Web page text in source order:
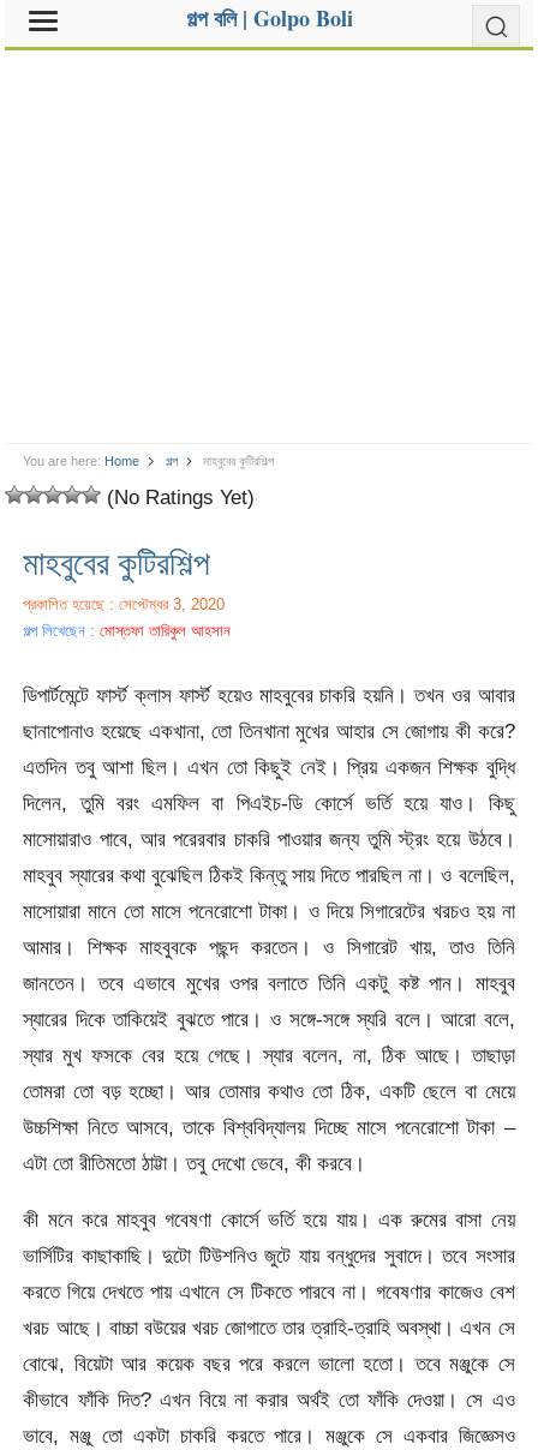
গল্প বলি | Golpo Boli
You are here: Home গল্প মাহবুবের কুটিরশিল্প
(No Ratings Yet)
মাহবুবের কুটিরশিল্প
প্রকাশিত হয়েছে : সেপ্টেম্বর 3, 2020
গল্প লিখেছেন :মোস্তফা তারিকুল আহসান
ডিপার্টমেন্টে ফার্স্ট ক্লাস ফার্স্ট হয়েও মাহবুবের চাকরি হয়নি। তখন ওর আবার
ছানাপোনাও হয়েছে একখানা, তো তিনখানা মুখের আহার সে জোগায় কী করে?
এতদিন তবু আশা ছিল। এখন তো কিছুই নেই। প্রিয় একজন শিক্ষক বুদ্ধি
দিলেন, তুমি বরং এমফিল বা পিএইচ-ডি কোর্সে ভর্তি হয়ে যাও। কিছু
মাসোয়ারাও পাবে, আর পরেরবার চাকরি পাওয়ার জন্য তুমি স্ট্রং হয়ে উঠবে।
মাহবুব স্যারের কথা বুঝেছিল ঠিকই কিন্তু সায় দিতে পারছিল না। ও বলেছিল,
মাসোয়ারা মানে তো মাসে পনেরোশো টাকা। ও দিয়ে সিগারেটের খরচও হয় না
আমার। শিক্ষক মাহবুবকে পছন্দ করতেন। ও সিগারেট খায়, তাও তিনি
জানতেন। তবে এভাবে মুখের ওপর বলাতে তিনি একটু কষ্ট পান। মাহবুব
স্যারের দিকে তাকিয়েই বুঝতে পারে। ও সঙ্গে-সঙ্গে স্যরি বলে। আরো বলে,
স্যার মুখ ফসকে বের হয়ে গেছে। স্যার বলেন, না, ঠিক আছে। তাছাড়া
তোমরা তো বড় হচ্ছো। আর তোমার কথাও তো ঠিক, একটি ছেলে বা মেয়ে
উচ্চশিক্ষা নিতে আসবে, তাকে বিশ্ববিদ্যালয় দিচ্ছে মাসে পনেরোশো টাকা –
এটা তো রীতিমতো ঠাট্টা। তবু দেখো ভেবে, কী করবে।
কী মনে করে মাহবুব গবেষণা কোর্সে ভর্তি হয়ে যায়। এক রুমের বাসা নেয়
ভার্সিটির কাছাকাছি। দুটো টিউশনিও জুটে যায় বন্ধুদের সুবাদে। তবে সংসার
করতে গিয়ে দেখতে পায় এখানে সে টিকতে পারবে না। গবেষণার কাজেও বেশ
খরচ আছে। বাচ্চা বউয়ের খরচ জোগাতে তার ত্রাহি-ত্রাহি অবস্থা। এখন সে
বোঝে, বিয়েটা আর কয়েক বছর পরে করলে ভালো হতো। তবে মঞ্জুকে সে
কীভাবে ফাঁকি দিত? এখন বিয়ে না করার অর্থই তো ফাঁকি দেওয়া। সে এও
ভাবে, মঞ্জু তো একটা চাকরি করতে পারে। মঞ্জুকে সে একবার জিজ্ঞেসও